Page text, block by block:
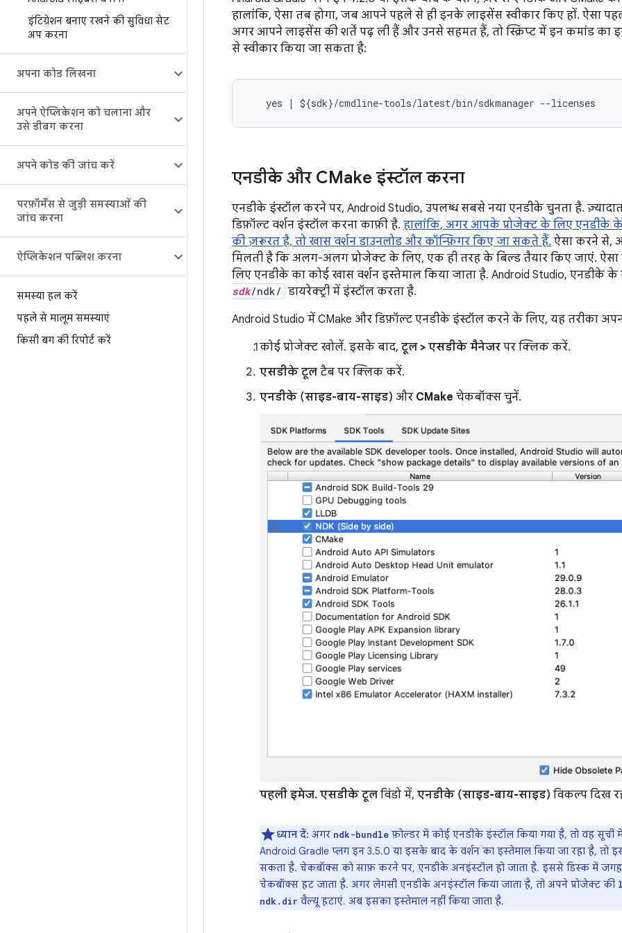
इंटिग्रेशन बनाए रखने की सुविधा सेट
अप करना
अपना कोड लिखना
अपने ऐप्लिकेशन को चलाना और
उसे डीबग करना
अपने कोड की जांच करें
परफ़ॉर्मेंस से जुड़ी समस्याओं की
जांच करना
ऐप्लिकेशन पब्लिश करना
समस्या हल करें
पहले से मालूम समस्याएं
किसी बग की रिपोर्ट करें
हालांकि, ऐसा तब होगा, जब आपने पहले से ही इनके लाइसेंस स्वीकार किए हों. ऐसा
अगर आपने लाइसेंस की शर्तें पढ़ ली हैं और उनसे सहमत हैं, तो स्क्रिप्ट में इन कमांड
से स्वीकार किया जा सकता है:
एनडीके और CMake इंस्टॉल करना
एनडीके इंस्टॉल करने पर, Android Studio, उपलब्ध सबसे नया एनडीके चुनता है.
डिफ़ॉल्ट वर्शन इंस्टॉल करना काफ़ी है. हालांकि, अगर आपके प्रोजेक्ट के लिए एनडीके
की ज़रूरत है, तो खास वर्शन डाउनलोड और कॉन्फ़िगर किए जा सकते हैं. ऐसा करने से,
मिलती है कि अलग-अलग प्रोजेक्ट के लिए, एक ही तरह के बिल्ड तैयार किए जाएं. ऐसा
लिए एनडीके का कोई खास वर्शन इस्तेमाल किया जाता है. Android Studio, एनडीके के
sdk/ndk/ डायरेक्ट्री में इंस्टॉल करता है.
Android Studio में CMake और डिफ़ॉल्ट एनडीके इंस्टॉल करने के लिए, यह तरीका
कोई प्रोजेक्ट खोलें. इसके बाद, टूल > एसडीके मैनेजर पर क्लिक करें.
एसडीके टूल टैब पर क्लिक करें.
एनडीके (साइड-बाय-साइड) और CMake चेकबॉक्स चुनें.
पहली इमेज. एसडीके टूल विंडो में, एनडीके (साइड-बाय-साइड) विकल्प दिख
ध्यान दें: अगर ndk-bundle फ़ोल्डर में कोई एनडीके इंस्टॉल किया गया है, तो वह सूची
Android Gradle प्लग इन 3.5.0 या इसके बाद के वर्शन का इस्तेमाल किया जा रहा है, तो
सकता है. चेकबॉक्स को साफ़ करने पर, एनडीके अनइंस्टॉल हो जाता है. इससे डिस्क में जगह
चेकबॉक्स हट जाता है. अगर लेगसी एनडीके अनइंस्टॉल किया जाता है, तो अपने प्रोजेक्ट की
ndk.dir वैल्यू हटाएं. अब इसका इस्तेमाल नहीं किया जाता है.